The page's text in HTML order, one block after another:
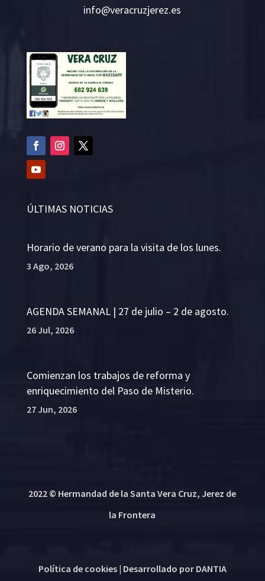
se.ze
rejzu
rcare
v@ofn
i
ÚLTIMAS NOTICIAS
Horario de verano para la visita de los lunes.
3 Ago, 2026
AGENDA SEMANAL | 27 de julio – 2 de agosto.
26 Jul, 2026
Comienzan los trabajos de reforma y
enriquecimiento del Paso de Misterio.
27 Jun, 2026
2022 © Hermandad de la Santa Vera Cruz, Jerez de
la Frontera
Política de cookies| Desarrollado por DANTIA